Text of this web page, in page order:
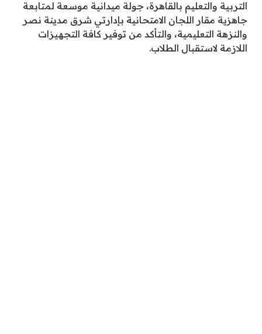
التربية والتعليم بالقاهرة، جولة ميدانية موسعة لمتابعة
جاهزية مقار اللجان الامتحانية بإدارتي شرق مدينة نصر
والنزهة التعليمية، والتأكد من توفير كافة التجهيزات
اللازمة لاستقبال الطلاب.